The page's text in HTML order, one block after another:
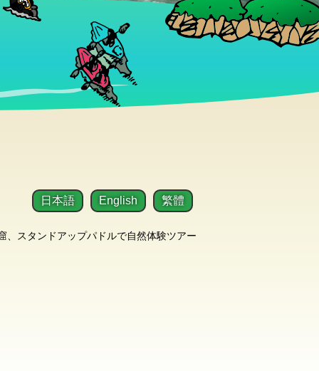
、スタンドアップパドルで自然体験ツアー
日本語 English 繁體